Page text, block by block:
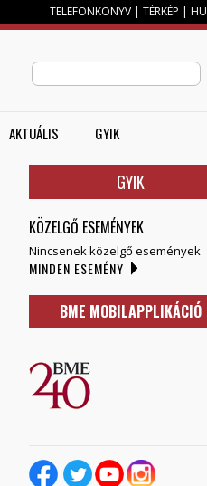
TELEFONKÖNYV | TÉRKÉP | HU
KERESÉS ŰRLAP
AKTUÁLIS GYIK
GYIK
KÖZELGŐ ESEMÉNYEK
Nincsenek közelgő események
MINDEN ESEMÉNY
BME MOBILAPPLIKÁCIÓ